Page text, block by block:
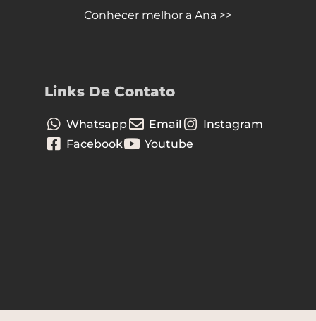
Conhecer melhor a Ana >>
Links De Contato
Whatsapp Email
Instagram
Facebook
Youtube